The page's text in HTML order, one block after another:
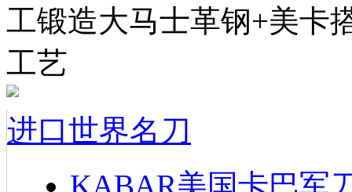
工锻造大马士革钢+美卡
工艺
进口世界名刀